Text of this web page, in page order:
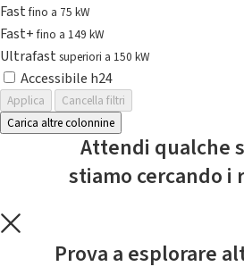
Fastfino a 75 kW
Fast+fino a 149 kW
Ultrafast superiori a 150 kW
Accessibile h24
Applica
Cancella filtri
Carica altre colonnine
Attendi qualche
stiamo cercando
Prova a esplorare